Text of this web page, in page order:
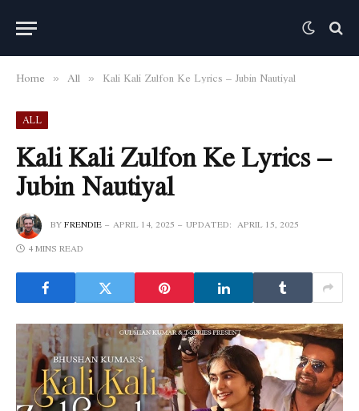
Home » All » Kali Kali Zulfon Ke Lyrics – Jubin Nautiyal
ALL
Kali Kali Zulfon Ke Lyrics –
Jubin Nautiyal
BYFRENDIE APRIL 14, 2025 UPDATED: APRIL 15, 2025
4 MINS READ